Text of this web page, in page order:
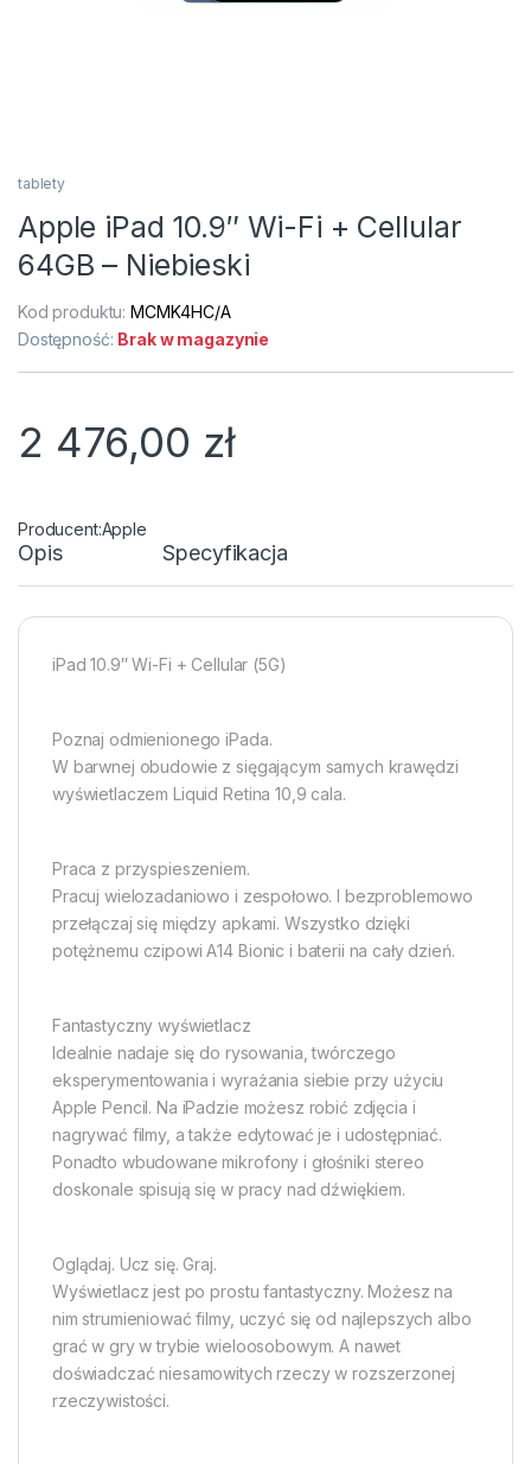
tablety
Apple iPad 10.9″ Wi-Fi + Cellular
64GB – Niebieski
Kod produktu:MCMK4HC/A
Dostępność: Brak w magazynie
2 476,00 zł
Apple
Opis Specyfikacja
iPad 10.9″ Wi-Fi + Cellular (5G)
Poznaj odmienionego iPada.
W barwnej obudowie z sięgającym samych krawędzi
wyświetlaczem Liquid Retina 10,9 cala.
Praca z przyspie­szeniem.
Pracuj wielozadaniowo i zespołowo. I bezproblemowo
przełączaj się między apkami. Wszystko dzięki
potężnemu czipowi A14 Bionic i baterii na cały dzień.
Fantastyczny wyświetlacz
Idealnie nadaje się do rysowania, twórczego
eksperymentowania i wyrażania siebie przy użyciu
Apple Pencil. Na iPadzie możesz robić zdjęcia i
nagrywać filmy, a także edytować je i udostępniać.
Ponadto wbudowane mikrofony i głośniki stereo
doskonale spisują się w pracy nad dźwiękiem.
Oglądaj. Ucz się. Graj.
Wyświetlacz jest po prostu fantastyczny. Możesz na
nim strumieniować filmy, uczyć się od najlepszych albo
grać w gry w trybie wieloosobowym. A nawet
doświadczać niesamowitych rzeczy w rozszerzonej
rzeczywistości.